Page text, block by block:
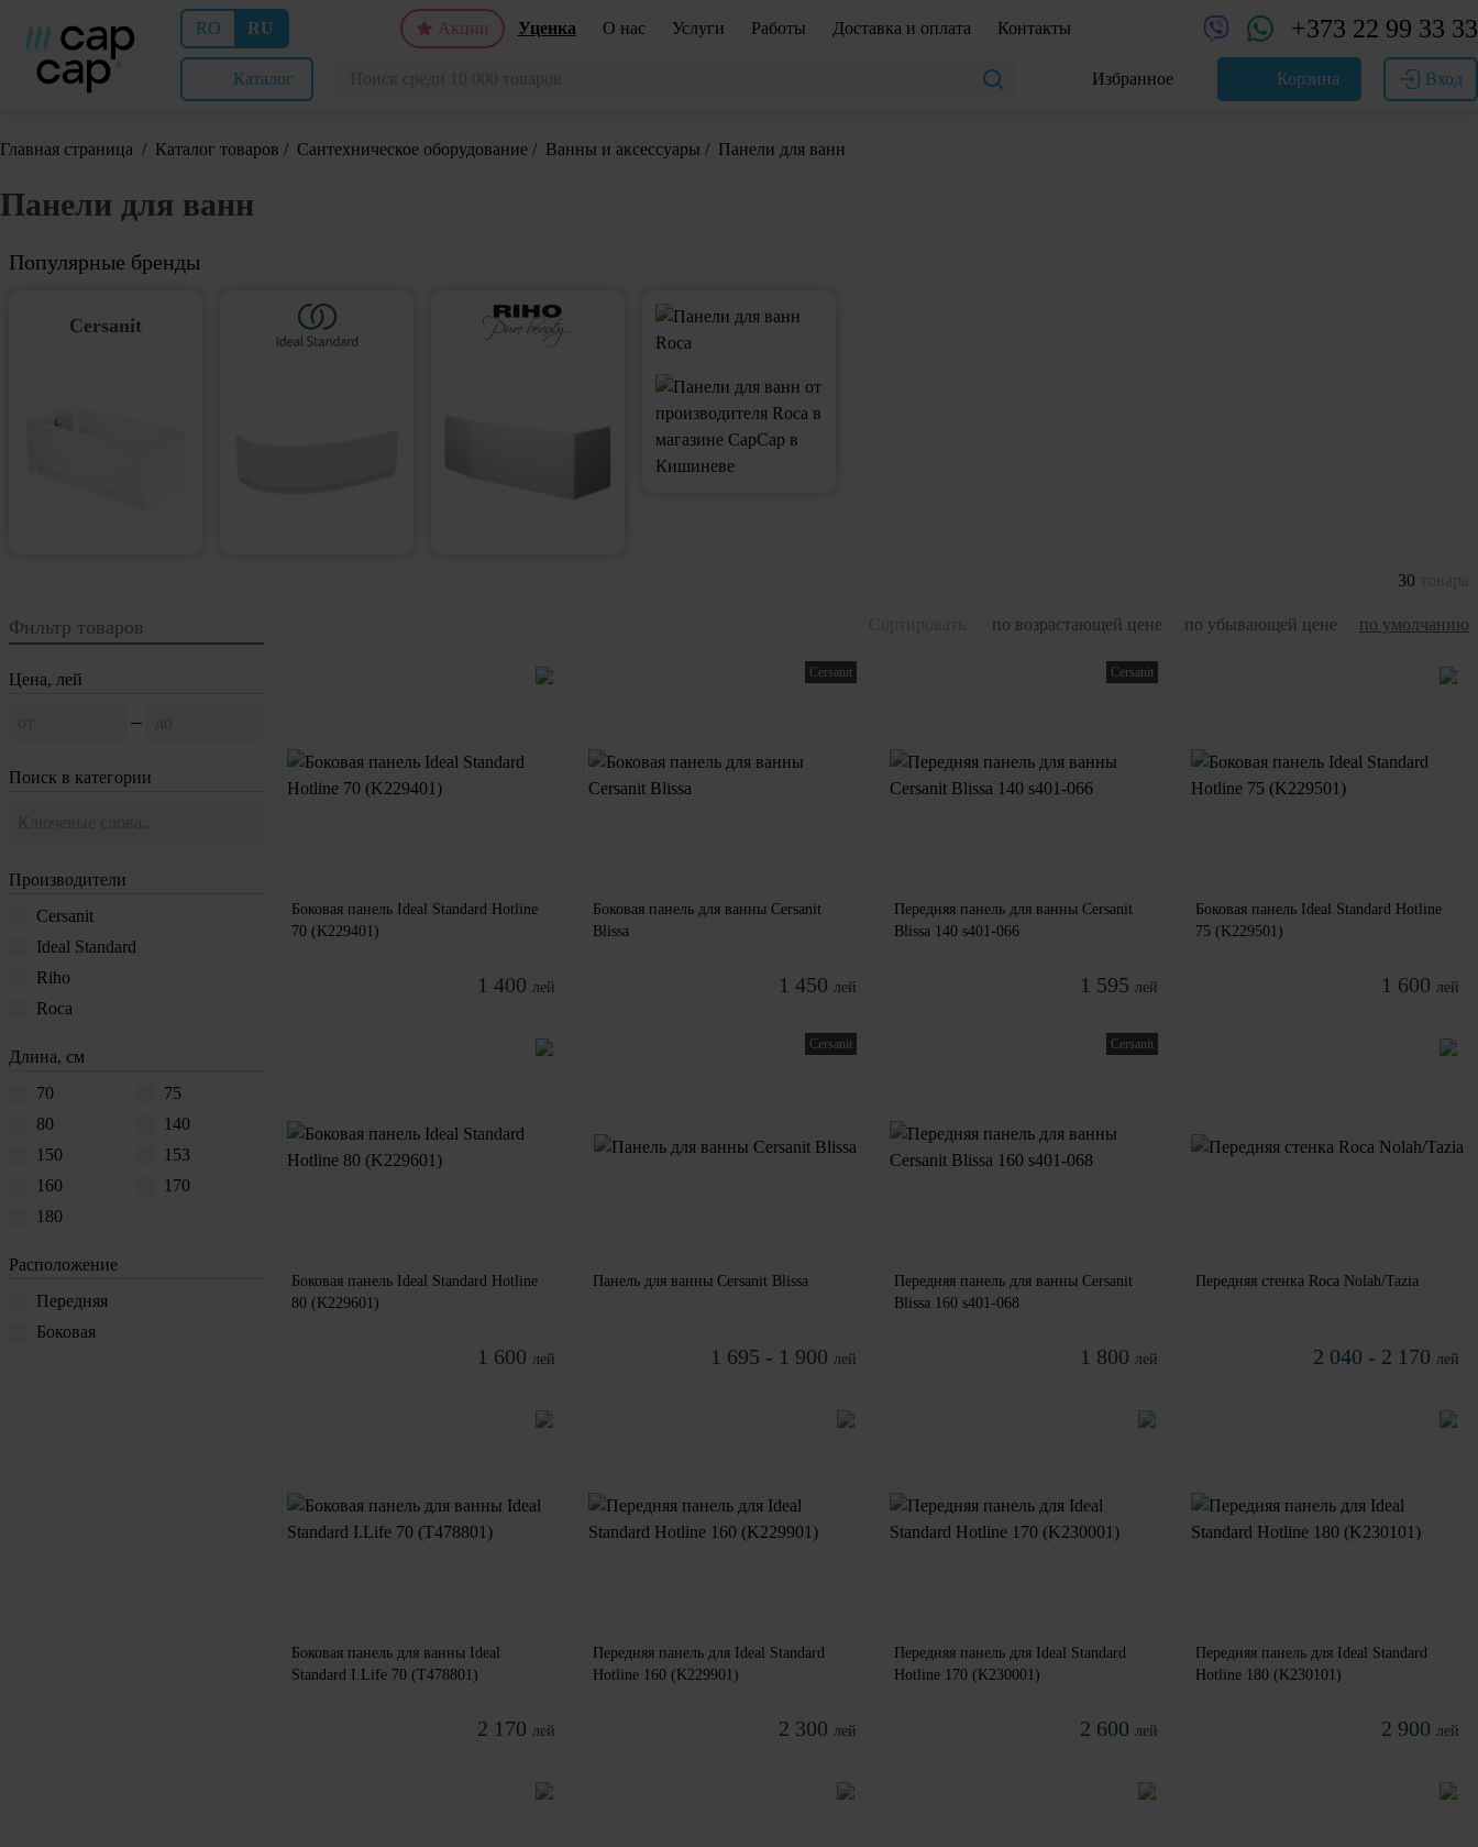
RO RU Акции Уценка О нас Услуги Работы Доставка и оплата Контакты +373 22 99 33 33
Каталог Избранное Корзина Вход
Главная страница / Каталог товаров / Сантехническое оборудование / Ванны и аксессуары / Панели для ванн
Панели для ванн
Популярные бренды
Cersanit
30
Фильтр товаров
Цена, лей
Поиск в категории
Производители
Cersanit
Ideal Standard
Riho
Roca
Длина, см
70
75
80
140
150
153
160
170
180
Расположение
Передняя
Боковая
по возрастающей цене по убывающей цене по умолчанию
Боковая панель Ideal Standard Hotline
70 (K229401)
1 400 лей
Cersanit
Боковая панель для ванны Cersanit
Blissa
1 450 лей
Cersanit
Передняя панель для ванны Cersanit
Blissa 140 s401-066
1 595 лей
Боковая панель Ideal Standard Hotline
75 (K229501)
1 600 лей
Боковая панель Ideal Standard Hotline
80 (K229601)
1 600 лей
Cersanit
Панель для ванны Cersanit Blissa
1 695 - 1 900 лей
Cersanit
Передняя панель для ванны Cersanit
Blissa 160 s401-068
1 800 лей
Передняя стенка Roca Nolah/Tazia
2 040 - 2 170 лей
Боковая панель для ванны Ideal
Standard I.Life 70 (T478801)
2 170 лей
Передняя панель для Ideal Standard
Hotline 160 (K229901)
2 300 лей
Передняя панель для Ideal Standard
Hotline 170 (K230001)
2 600 лей
Передняя панель для Ideal Standard
Hotline 180 (K230101)
2 900 лей